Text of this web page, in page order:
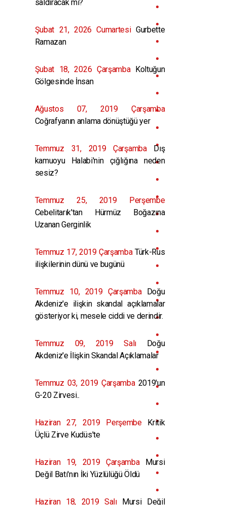
saldıracak mı?
Şubat 21, 2026 CumartesiGurbette
Ramazan
Şubat 18, 2026 ÇarşambaKoltuğun
Gölgesinde İnsan
Ağustos 07, 2019 Çarşamba
Coğrafyanın anlama dönüştüğü yer
Temmuz 31, 2019 ÇarşambaDış
kamuoyu Halabi'nin çığlığına neden
sesiz?
Temmuz 25, 2019 Perşembe
Cebelitarık'tan Hürmüz Boğazına
Uzanan Gerginlik
Temmuz 17, 2019 ÇarşambaTürk-Rus
ilişkilerinin dünü ve bugünü
Temmuz 10, 2019 ÇarşambaDoğu
Akdeniz'e ilişkin skandal açıklamalar
gösteriyor ki, mesele ciddi ve derindir.
Temmuz 09, 2019 SalıDoğu
Akdeniz'e İlişkin Skandal Açıklamalar
Temmuz 03, 2019 Çarşamba2019'un
G-20 Zirvesi..
Haziran 27, 2019 PerşembeKritik
Üçlü Zirve Kudüs'te
Haziran 19, 2019 ÇarşambaMursi
Değil Batı'nın İki Yüzlülüğü Öldü
Haziran 18, 2019 SalıMursi Değil